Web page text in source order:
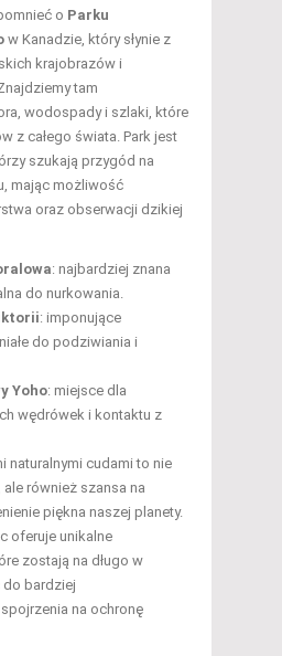
o Parku
w Kanadzie, który słynie z
krajobrazów i
tam
wodospady i szlaki, które
z całego świata. Park jest
szukają przygód na
mając możliwość
oraz obserwacji dzikiej
: najbardziej znana
do nurkowania.
: imponujące
do podziwiania i
Yoho: miejsce dla
wędrówek i kontaktu z
naturalnymi cudami to nie
również szansa na
piękna naszej planety.
oferuje unikalne
zostają na długo w
do bardziej
na ochronę